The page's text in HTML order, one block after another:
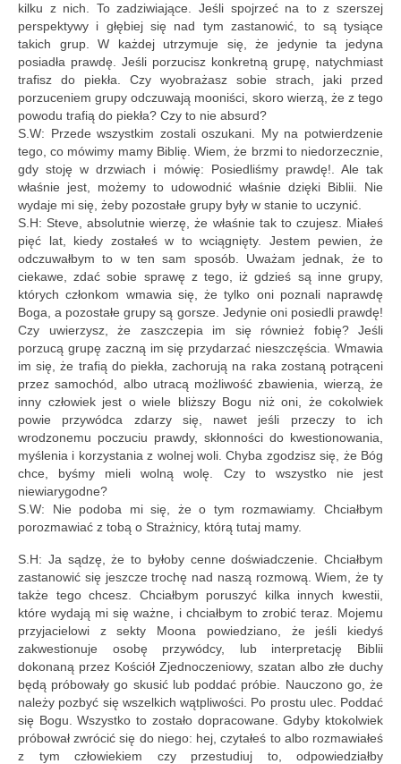
kilku z nich. To zadziwiające. Jeśli spojrzeć na to z szerszej
perspektywy i głębiej się nad tym zastanowić, to są tysiące
takich grup. W każdej utrzymuje się, że jedynie ta jedyna
posiadła prawdę. Jeśli porzucisz konkretną grupę, natychmiast
trafisz do piekła. Czy wyobrażasz sobie strach, jaki przed
porzuceniem grupy odczuwają mooniści, skoro wierzą, że z tego
powodu trafią do piekła? Czy to nie absurd?
S.W: Przede wszystkim zostali oszukani. My na potwierdzenie
tego, co mówimy mamy Biblię. Wiem, że brzmi to niedorzecznie,
gdy stoję w drzwiach i mówię: Posiedliśmy prawdę!. Ale tak
właśnie jest, możemy to udowodnić właśnie dzięki Biblii. Nie
wydaje mi się, żeby pozostałe grupy były w stanie to uczynić.
S.H: Steve, absolutnie wierzę, że właśnie tak to czujesz. Miałeś
pięć lat, kiedy zostałeś w to wciągnięty. Jestem pewien, że
odczuwałbym to w ten sam sposób. Uważam jednak, że to
ciekawe, zdać sobie sprawę z tego, iż gdzieś są inne grupy,
których członkom wmawia się, że tylko oni poznali naprawdę
Boga, a pozostałe grupy są gorsze. Jedynie oni posiedli prawdę!
Czy uwierzysz, że zaszczepia im się również fobię? Jeśli
porzucą grupę zaczną im się przydarzać nieszczęścia. Wmawia
im się, że trafią do piekła, zachorują na raka zostaną potrąceni
przez samochód, albo utracą możliwość zbawienia, wierzą, że
inny człowiek jest o wiele bliższy Bogu niż oni, że cokolwiek
powie przywódca zdarzy się, nawet jeśli przeczy to ich
wrodzonemu poczuciu prawdy, skłonności do kwestionowania,
myślenia i korzystania z wolnej woli. Chyba zgodzisz się, że Bóg
chce, byśmy mieli wolną wolę. Czy to wszystko nie jest
niewiarygodne?
S.W: Nie podoba mi się, że o tym rozmawiamy. Chciałbym
porozmawiać z tobą o Strażnicy, którą tutaj mamy.
S.H: Ja sądzę, że to byłoby cenne doświadczenie. Chciałbym
zastanowić się jeszcze trochę nad naszą rozmową. Wiem, że ty
także tego chcesz. Chciałbym poruszyć kilka innych kwestii,
które wydają mi się ważne, i chciałbym to zrobić teraz. Mojemu
przyjacielowi z sekty Moona powiedziano, że jeśli kiedyś
zakwestionuje osobę przywódcy, lub interpretację Biblii
dokonaną przez Kościół Zjednoczeniowy, szatan albo złe duchy
będą próbowały go skusić lub poddać próbie. Nauczono go, że
należy pozbyć się wszelkich wątpliwości. Po prostu ulec. Poddać
się Bogu. Wszystko to zostało dopracowane. Gdyby ktokolwiek
próbował zwrócić się do niego: hej, czytałeś to albo rozmawiałeś
z tym człowiekiem czy przestudiuj to, odpowiedziałby